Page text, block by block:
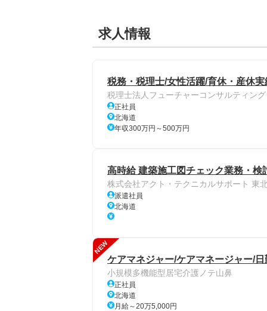
求人情報
税務・税理士/女性活躍/育休・産休
税理士法人フューチャーコンサルティング
正社員
北海道
年収300万円～500万円
高時給 建築施工図チェック業務・
株式会社アクト・テクニカルサポート 東
派遣社員
北海道
NEW
ケアマネジャー/ケアマネージャー/
小規模多機能型居宅介護ノテ山鼻
正社員
北海道
月給～20万5,000円